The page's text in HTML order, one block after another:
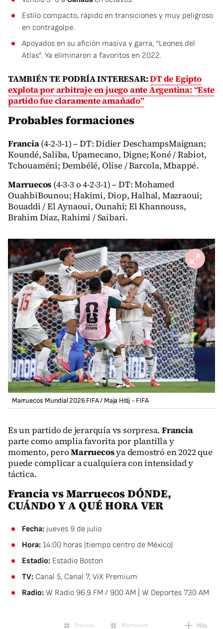
Estilo compacto, rápido en transiciones y muy peligroso
en contragolpe.
Apoyados en su afición masiva y garra, “Leones del
Atlas”. Ya eliminaron a favoritos en 2022.
TAMBIÉN TE PODRÍA INTERESAR:DT de Egipto
explota por arbitraje en juego ante Argentina: “Este
partido fue claramente amañado”
Probables formaciones
Francia(4-2-3-1) – DT: Didier DeschampsMaignan;
Koundé, Saliba, Upamecano, Digne; Koné / Rabiot,
Tchouaméni; Dembélé, Olise / Barcola, Mbappé.
Marruecos (4-3-3 o 4-2-3-1) – DT: Mohamed
OuahbiBounou; Hakimi, Diop, Halhal, Mazraoui;
Bouaddi / El Aynaoui, Ounahi; El Khannouss,
Brahim Díaz, Rahimi / Saibari.
Marruecos Mundial 2026 FIFA/ Maja Hitij - FIFA
Es un partido de jerarquía vs sorpresa. Francia
parte como amplia favorita por plantilla y
momento, peroMarruecosya demostró en 2022 que
puede complicar a cualquiera con intensidad y
táctica.
Francia vs Marruecos DÓNDE,
CUÁNDO Y A QUÉ HORA VER
Fecha: jueves 9 de julio
Hora: 14:00 horas (tiempo centro de México)
Estadio: Estadio Boston
TV: Canal 5, Canal 7, ViX Premium
Radio: W Radio 96.9 FM / 900 AM | W Deportes 730 AM
Más
Francia Marruecos